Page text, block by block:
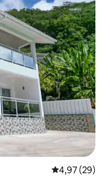
Gemiddelde
4,97 (29)